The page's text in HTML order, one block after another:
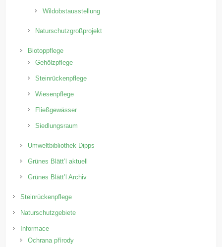
Wildobstausstellung
Naturschutzgroßprojekt
Biotoppflege
Gehölzpflege
Steinrückenpflege
Wiesenpflege
Fließgewässer
Siedlungsraum
Umweltbibliothek Dipps
Grünes Blätt’l aktuell
Grünes Blätt’l Archiv
Steinrückenpflege
Naturschutzgebiete
Informace
Ochrana přírody